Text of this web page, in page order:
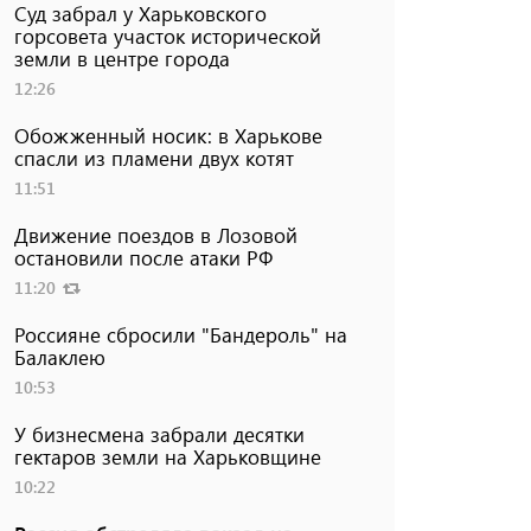
Суд забрал у Харьковского
горсовета участок исторической
земли в центре города
12:26
Обожженный носик: в Харькове
спасли из пламени двух котят
11:51
Движение поездов в Лозовой
остановили после атаки РФ
11:20
Россияне сбросили "Бандероль" на
Балаклею
10:53
У бизнесмена забрали десятки
гектаров земли на Харьковщине
10:22